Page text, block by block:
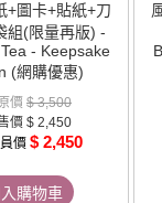
+圖卡+貼紙+刀
組(限量再版) -
- Keepsake
(網購優惠)
價 $ 3,500
價 $ 2,450
價 $ 2,450
購物車